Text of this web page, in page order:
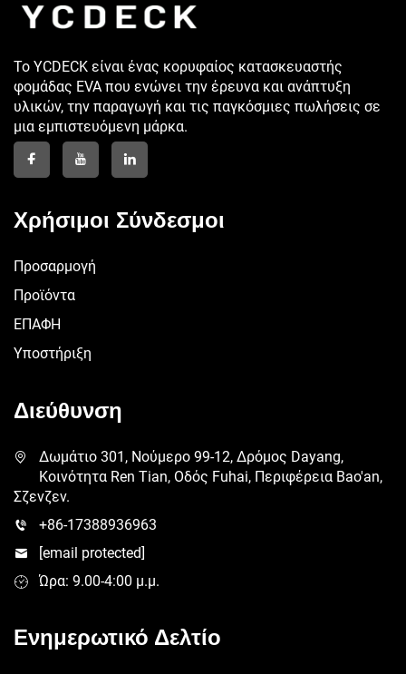
Το YCDECK είναι ένας κορυφαίος κατασκευαστής
φομάδας EVA που ενώνει την έρευνα και ανάπτυξη
υλικών, την παραγωγή και τις παγκόσμιες πωλήσεις σε
μια εμπιστευόμενη μάρκα.
Χρήσιμοι Σύνδεσμοι
Προσαρμογή
Προϊόντα
ΕΠΑΦΗ
Υποστήριξη
Διεύθυνση
Δωμάτιο 301, Νούμερο 99-12, Δρόμος Dayang,
Κοινότητα Ren Tian, Οδός Fuhai, Περιφέρεια Bao'an,
Σζενζεν.
+86-17388936963
[email protected]
Ώρα: 9.00-4:00 μ.μ.
Ενημερωτικό Δελτίο